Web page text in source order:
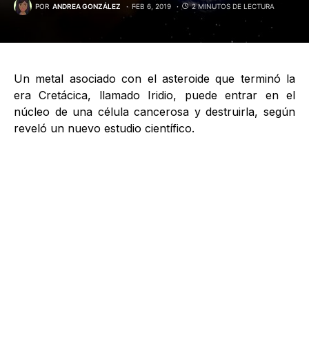
POR ANDREA GONZÁLEZ FEB 6, 2019 2 MINUTOS DE LECTURA
Un metal asociado con el asteroide que terminó la
era Cretácica, llamado Iridio, puede entrar en el
núcleo de una célula cancerosa y destruirla, según
reveló un nuevo estudio científico.